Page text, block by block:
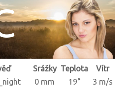
Srážky Teplota
Vítr
0 mm 19°
3 m/s